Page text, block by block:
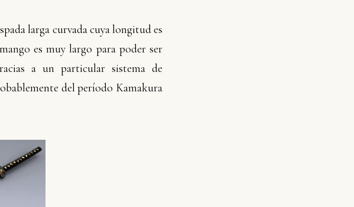
larga curvada cuya longitud es
es muy largo para poder ser
a un particular sistema de
del período Kamakura